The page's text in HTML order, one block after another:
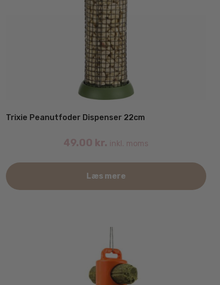
Trixie Peanutfoder Dispenser 22cm
49.00 kr. inkl. moms
Læs mere